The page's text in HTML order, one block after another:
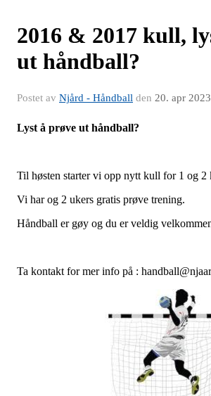
2016 & 2017 kull,
ut håndball?
Postet av Njård - Håndball den 20. apr 2023
Lyst å prøve ut håndball?
Til høsten starter vi opp nytt kull for 1 og 2
Vi har og 2 ukers gratis prøve trening.
Håndball er gøy og du er veldig
Ta kontakt for mer info på :